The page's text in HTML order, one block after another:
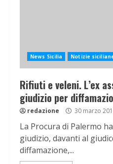
News Sicilia Notizie
Rifiuti e veleni. L’ex
giudizio per
redazione 30 marzo
La Procura di Palermo
giudizio, davanti al
diffamazione,...